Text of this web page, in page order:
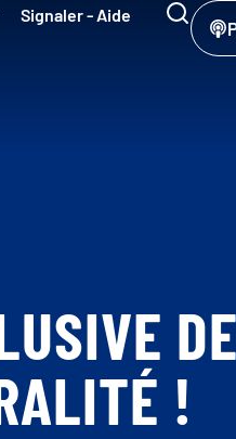
Signaler - Aide
DE
!